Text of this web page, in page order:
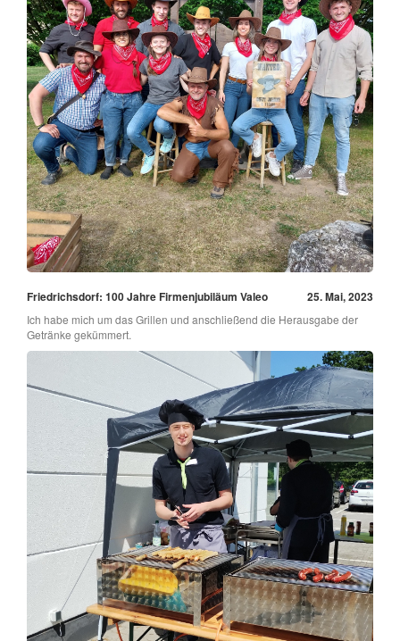
Friedrichsdorf: 100 Jahre Firmenjubiläum Valeo 25. Mai, 2023
Ich habe mich um das Grillen und anschließend die Herausgabe der
Getränke gekümmert.